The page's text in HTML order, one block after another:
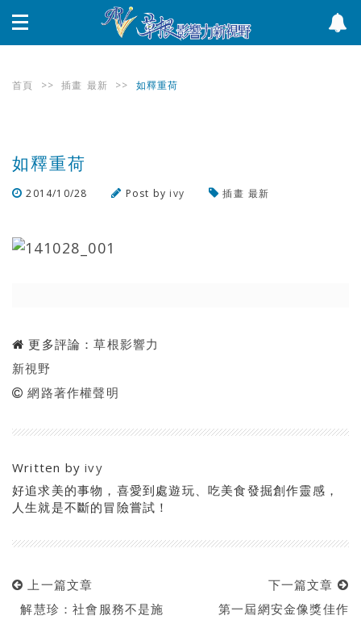
首頁 >> 插畫 最新 >> 如釋重荷
如釋重荷
2014/10/28 Post by ivy 插畫 最新
更多評論：草根影響力
新視野
網路著作權聲明
Written byivy
好追求美的事物，喜愛到處遊玩、吃美食發掘創作靈感，
人生就是不斷的冒險嘗試！
上一篇文章
解慧珍：社會服務不是施
下一篇文章
第一屆網安金像獎佳作